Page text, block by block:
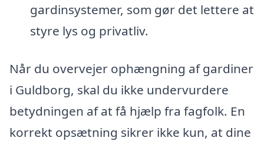
gardinsystemer, som gør det lettere at
styre lys og privatliv.
Når du overvejer ophængning af gardiner
i Guldborg, skal du ikke undervurdere
betydningen af at få hjælp fra fagfolk. En
korrekt opsætning sikrer ikke kun, at dine